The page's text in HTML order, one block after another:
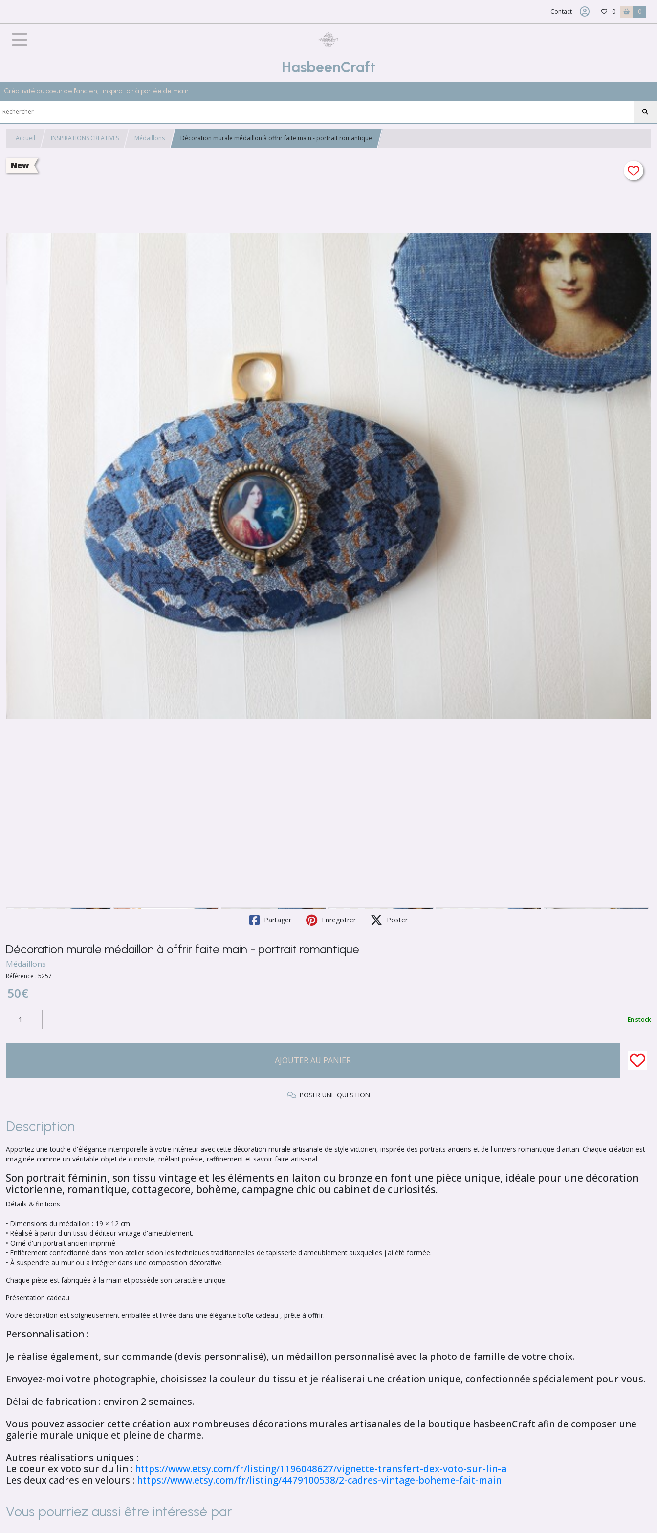
Contact 0 0
HasbeenCraft
Créativité au cœur de l'ancien, l'inspiration à portée de main
Accueil INSPIRATIONS CREATIVES Médaillons Décoration murale médaillon à offrir faite main - portrait romantique
New
Partager Enregistrer Poster
Décoration murale médaillon à offrir faite main - portrait romantique
Médaillons
Référence : 5257
50€
En stock
AJOUTER AU PANIER
POSER UNE QUESTION
Description
Apportez une touche d'élégance intemporelle à votre intérieur avec cette décoration murale artisanale de style victorien, inspirée des portraits anciens et de l'univers romantique d'antan. Chaque création est
imaginée comme un véritable objet de curiosité, mêlant poésie, raffinement et savoir-faire artisanal.
Son portrait féminin, son tissu vintage et les éléments en laiton ou bronze en font une pièce unique, idéale pour une décoration
victorienne, romantique, cottagecore, bohème, campagne chic ou cabinet de curiosités.
Détails & finitions
• Dimensions du médaillon : 19 × 12 cm
• Réalisé à partir d'un tissu d'éditeur vintage d'ameublement.
• Orné d'un portrait ancien imprimé
• Entièrement confectionné dans mon atelier selon les techniques traditionnelles de tapisserie d'ameublement auxquelles j'ai été formée.
• À suspendre au mur ou à intégrer dans une composition décorative.
Chaque pièce est fabriquée à la main et possède son caractère unique.
Présentation cadeau
Votre décoration est soigneusement emballée et livrée dans une élégante boîte cadeau , prête à offrir.
Personnalisation :
Je réalise également, sur commande (devis personnalisé), un médaillon personnalisé avec la photo de famille de votre choix.
Envoyez-moi votre photographie, choisissez la couleur du tissu et je réaliserai une création unique, confectionnée spécialement pour vous.
Délai de fabrication : environ 2 semaines.
Vous pouvez associer cette création aux nombreuses décorations murales artisanales de la boutique hasbeenCraft afin de composer une
galerie murale unique et pleine de charme.
Autres réalisations uniques :
Le coeur ex voto sur du lin : https://www.etsy.com/fr/listing/1196048627/vignette-transfert-dex-voto-sur-lin-a
Les deux cadres en velours : https://www.etsy.com/fr/listing/4479100538/2-cadres-vintage-boheme-fait-main
Vous pourriez aussi être intéressé par